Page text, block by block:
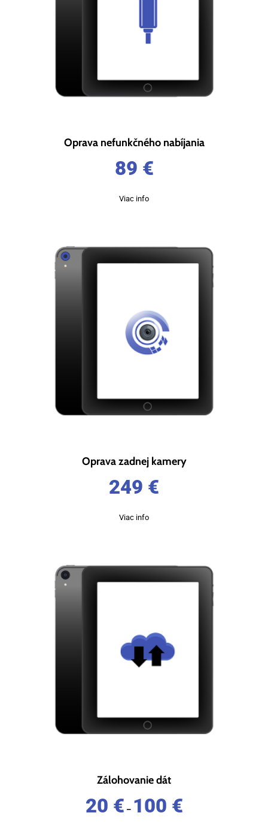
Oprava nefunkčného nabíjania
89 €
Viac info
Oprava zadnej kamery
249 €
Viac info
Zálohovanie dát
20 € – 100 €